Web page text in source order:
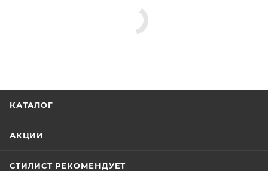
КАТАЛОГ
АКЦИИ
СТИЛИСТ РЕКОМЕНДУЕТ